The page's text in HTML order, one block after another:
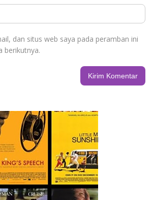
dan situs web saya pada peramban ini
berikutnya.